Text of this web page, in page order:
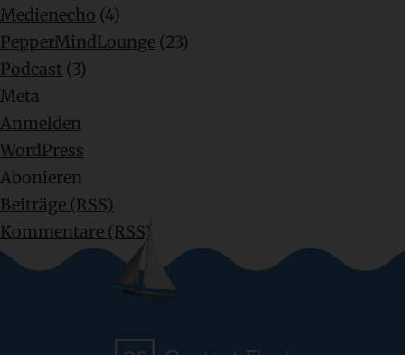
Medienecho (4)
PepperMindLounge (23)
Podcast (3)
Meta
Anmelden
WordPress
Abonieren
Beiträge (RSS)
Kommentare (RSS)